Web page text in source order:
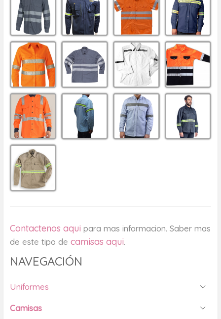
Contactenos aqui para mas informacion. Saber mas
de este tipo de camisas aqui.
NAVEGACIÓN
Uniformes
Camisas